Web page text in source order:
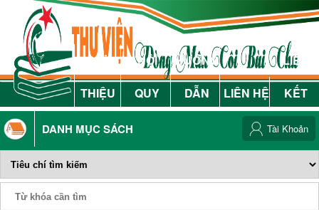
GIỚI
THIỆU
NỘI
QUY
HƯỚNG
DẪN
LIÊN HỆ
LIÊN
KẾT
DANH MỤC SÁCH Tài Khoản